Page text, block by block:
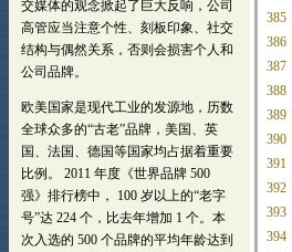
385
386
387
388
389
390
391
392
393
394